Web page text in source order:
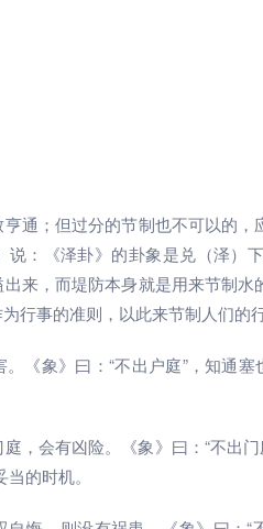
亨通；但过分的节制也不可以的
说：《泽卦》的卦象是兑（泽）
来，而堤防本身就是用来节制
行事的准则，以此来节制人们的行
《象》曰：“不出户庭”，知通
，会有凶险。《象》曰：“不出
的时机。